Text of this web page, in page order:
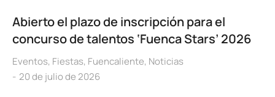
Abierto el plazo de inscripción para el
concurso de talentos ‘Fuenca Stars’ 2026
Eventos, Fiestas, Fuencaliente, Noticias
20 de julio de 2026